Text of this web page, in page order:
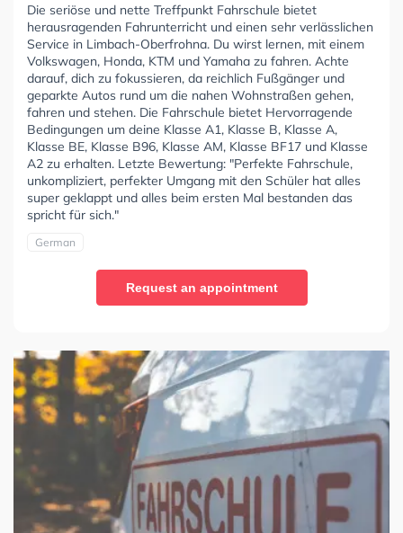
Die seriöse und nette Treffpunkt Fahrschule bietet
herausragenden Fahrunterricht und einen sehr verlässlichen
Service in Limbach-Oberfrohna. Du wirst lernen, mit einem
Volkswagen, Honda, KTM und Yamaha zu fahren. Achte
darauf, dich zu fokussieren, da reichlich Fußgänger und
geparkte Autos rund um die nahen Wohnstraßen gehen,
fahren und stehen. Die Fahrschule bietet Hervorragende
Bedingungen um deine Klasse A1, Klasse B, Klasse A,
Klasse BE, Klasse B96, Klasse AM, Klasse BF17 und Klasse
A2 zu erhalten. Letzte Bewertung: "Perfekte Fahrschule,
unkompliziert, perfekter Umgang mit den Schüler hat alles
super geklappt und alles beim ersten Mal bestanden das
spricht für sich."
German
Request an appointment